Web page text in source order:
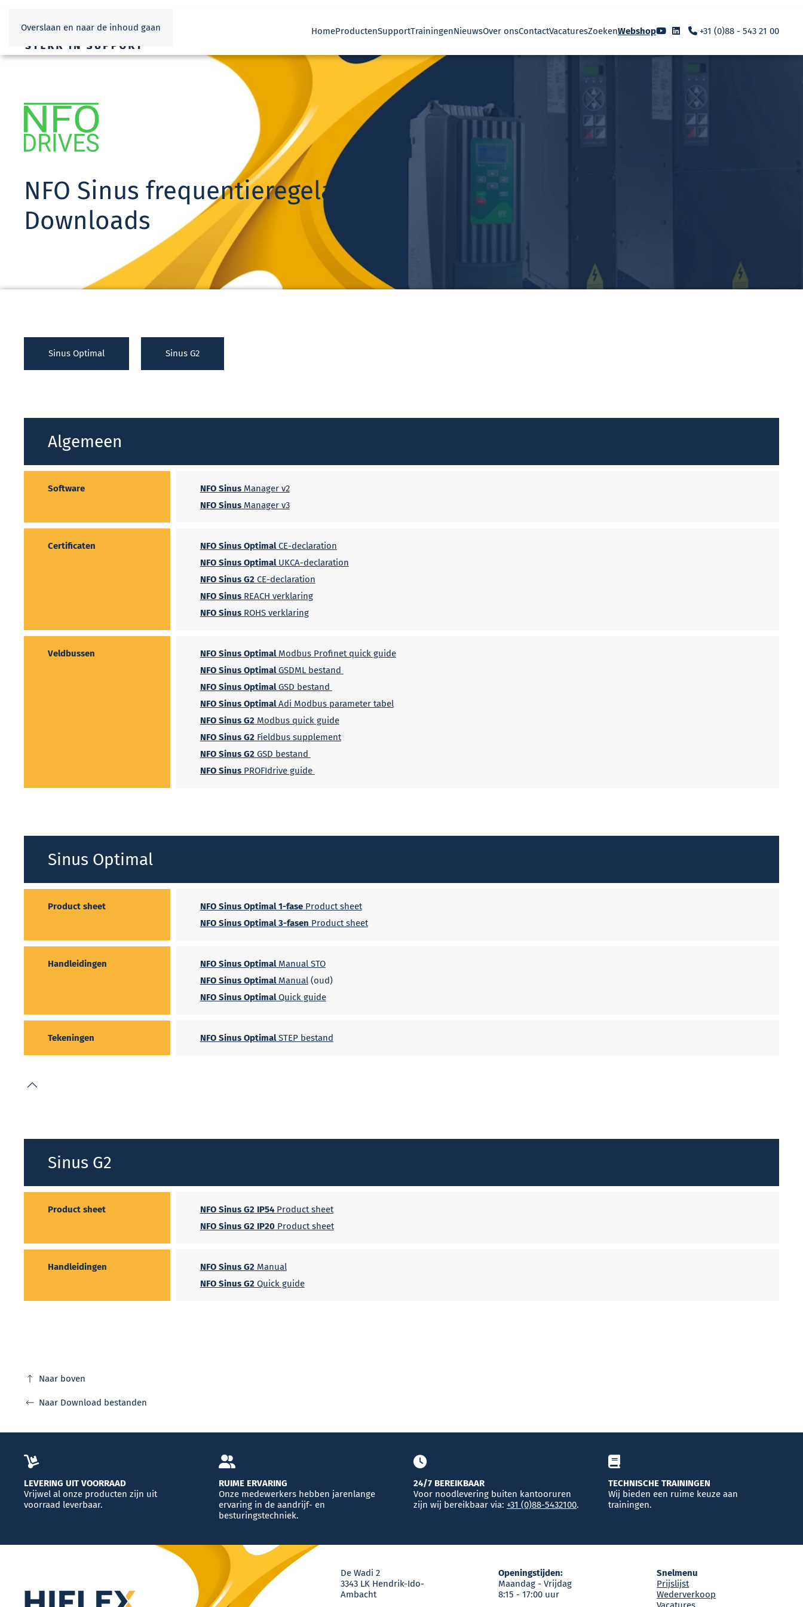
Overslaan en naar de inhoud gaan HomeProductenSupportTrainingenNieuwsOver onsContactVacaturesZoekenWebshop +31 (0)88 - 543 21 00
NFO Sinus frequentieregelaars
Downloads
Sinus Optimal Sinus G2
Algemeen
Software NFO SinusManager v2
NFO SinusManager v3
Certificaten NFO Sinus OptimalCE-declaration
NFO Sinus OptimalUKCA-declaration
NFO Sinus G2 CE-declaration
NFO Sinus REACH verklaring
NFO Sinus ROHS verklaring
Veldbussen NFO Sinus OptimalModbus Profinet quick guide
NFO Sinus OptimalGSDML bestand
NFO Sinus OptimalGSD bestand
NFO Sinus OptimalAdi Modbus parameter tabel
NFO Sinus G2Modbus quick guide
NFO Sinus G2Fieldbus supplement
NFO Sinus G2GSD bestand
NFO Sinus PROFIdrive guide
Sinus Optimal
Product sheet NFO Sinus Optimal 1-faseProduct sheet
NFO Sinus Optimal 3-fasen Product sheet
Handleidingen NFO Sinus OptimalManual STO
NFO Sinus OptimalManual(oud)
NFO Sinus OptimalQuick guide
Tekeningen NFO Sinus OptimalSTEP bestand
Sinus G2
Product sheet NFO Sinus G2 IP54Product sheet
NFO Sinus G2 IP20Product sheet
Handleidingen NFO Sinus G2Manual
NFO Sinus G2Quick guide
Naar boven
Naar Download bestanden
LEVERING UIT VOORRAAD
Vrijwel al onze producten zijn uit
voorraad leverbaar.
RUIME ERVARING
Onze medewerkers hebben jarenlange
ervaring in de aandrijf- en
besturingstechniek.
24/7 BEREIKBAAR
Voor noodlevering buiten kantooruren
zijn wij bereikbaar via: +31 (0)88-5432100.
TECHNISCHE TRAININGEN
Wij bieden een ruime keuze aan
trainingen.
De Wadi 2
3343 LK Hendrik-Ido-
Ambacht
Openingstijden:
Maandag - Vrijdag
8:15 - 17:00 uur
Snelmenu
Prijslijst
Wederverkoop